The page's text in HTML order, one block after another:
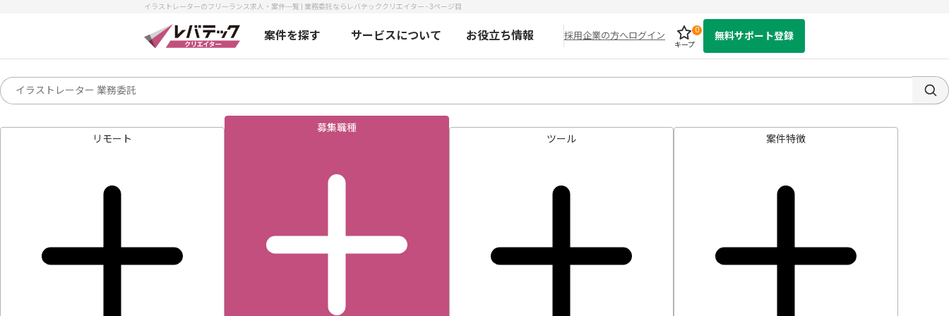
イラストレーターのフリーランス求人・案件一覧 | 業務委託ならレバテッククリエイター - 3ページ目
案件を探す サービスについて お役立ち情報 採用企業の方へログイン
キープ
0
無料サポート登録
リモート
募集職種
ツール 案件特徴